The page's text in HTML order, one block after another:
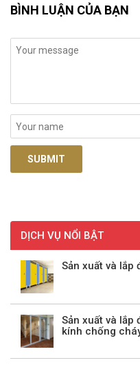
DỊCH VỤ NỔI BẬT
Sản xuất và lắp
Sản xuất và lắp
kính chống
BÌNH LUẬN CỦA BẠN